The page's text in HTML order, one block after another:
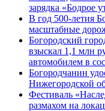
зарядка «Бодрое
В год 500-летия
масштабные
️Богородский
взыскал 1,1 млн
автомобилем в
Богородчанин
Нижегородской
Фестиваль
размахом на